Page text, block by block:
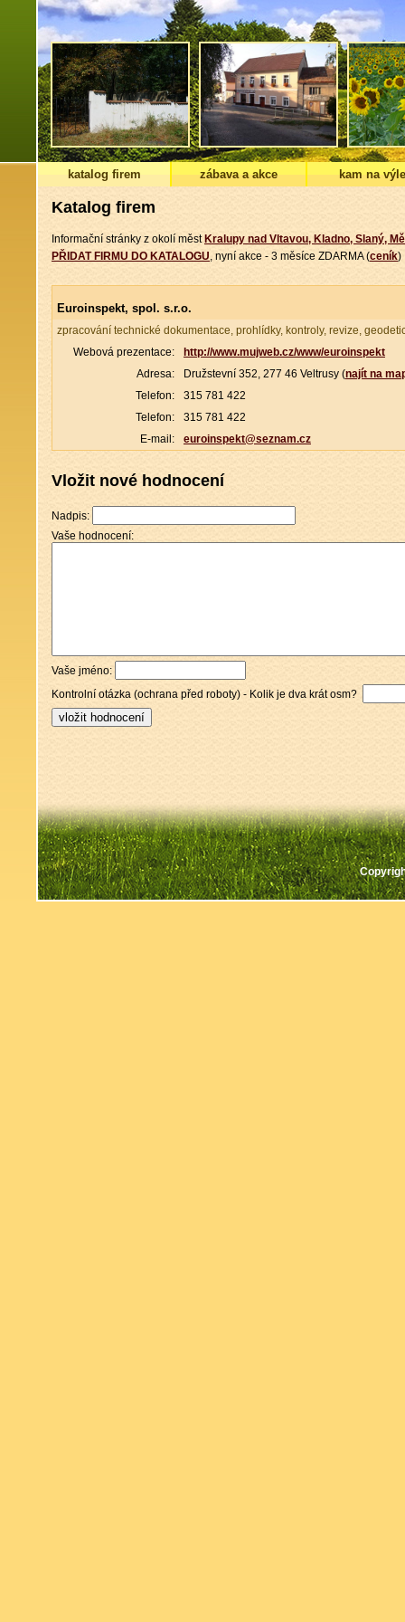
katalog firem zábava a akce kam na
Katalog firem
Informační stránky z okolí měst Kralupy nad Vltavou, Kladno, Slaný,
PŘIDAT FIRMU DO KATALOGU, nyní akce - 3 měsíce ZDARMA (ceník)
Euroinspekt, spol. s.r.o.
zpracování technické dokumentace, prohlídky, kontroly, revize,
Webová prezentace:
http://www.mujweb.cz/www/euroinspekt
Adresa:
Družstevní 352, 277 46 Veltrusy (najít na
Telefon:
315 781 422
Telefon:
315 781 422
E-mail:
euroinspekt@seznam.cz
Vložit nové hodnocení
Nadpis:
Vaše hodnocení:
Vaše jméno:
Kontrolní otázka (ochrana před roboty) - Kolik je dva krát osm?